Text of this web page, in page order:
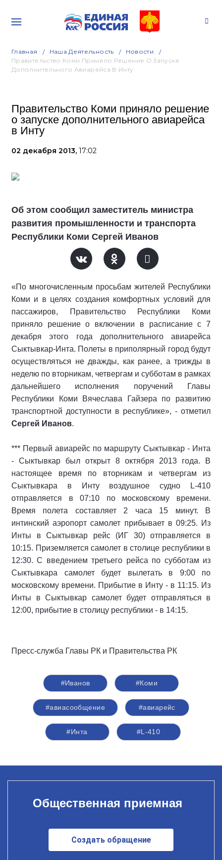
Главная Наша Деятельность
Новости
Правительство Коми Приняло Решение О Запуске
Дополнительного Авиарейса В Инту
Правительство Коми приняло решение
о запуске дополнительного авиарейса
в Инту
02 декабря 2013, 17:02
Об этом сообщил заместитель министра
развития промышленности и транспорта
Республики Коми Сергей Иванов
«По многочисленным просьбам жителей Республики
Коми и в целях создания комфортных условий для
пассажиров, Правительство Республики Коми
приняло решение о включении в расписание с 7
декабря этого года дополнительного авиарейса
Сыктывкар-Инта. Полеты в приполярный город будут
осуществляться не дважды, как ранее, а трижды в
неделю по вторникам, четвергам и субботам в рамках
дальнейшего исполнения поручений Главы
Республики Коми Вячеслава Гайзера по развитию
транспортной доступности в республике», - отметил
Сергей Иванов.
*** Первый авиарейс по маршруту Сыктывкар - Инта
- Сыктывкар был открыт 8 октября 2013 года. В
настоящее время по вторникам и четвергам из
Сыктывкара в Инту воздушное судно L-410
отправляется в 07:10 по московскому времени.
Время полета составляет 2 часа 15 минут. В
интинский аэропорт самолет прибывает в 09:25. Из
Инты в Сыктывкар рейс (ИГ 30) отправляется в
10:15. Приземляется самолет в столице республики в
12:30. С введением третьего рейса по субботам из
Сыктывкара самолет будет вылетать в 9:00 по
московскому времени. Прибытие в Инту - в 11:15. Из
Инты в Сыктывкар самолет будет отправляться в
12:00, прибытие в столицу республики - в 14:15.
Пресс-служба Главы РК и Правительства РК
#Иванов #Коми
#авиасообщение #авиарейс
#Инта #L-410
Общественная приемная
Создать обращение